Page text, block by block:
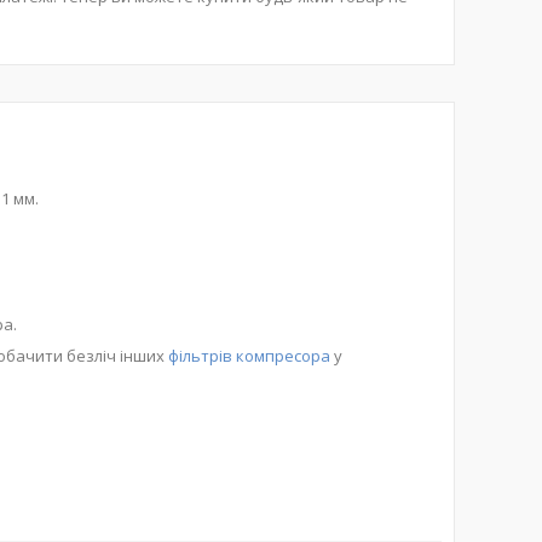
мм.
безліч інших фільтрів компресора у